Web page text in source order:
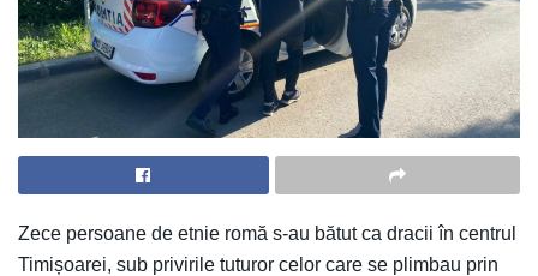
Zece persoane de etnie romă s-au bătut ca dracii în centrul
Timișoarei, sub privirile tuturor celor care se plimbau prin